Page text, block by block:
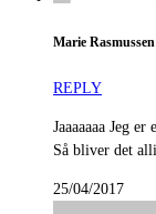
Marie Rasmussen
REPLY
Jaaaaaaa Jeg
Så bliver det
25/04/2017